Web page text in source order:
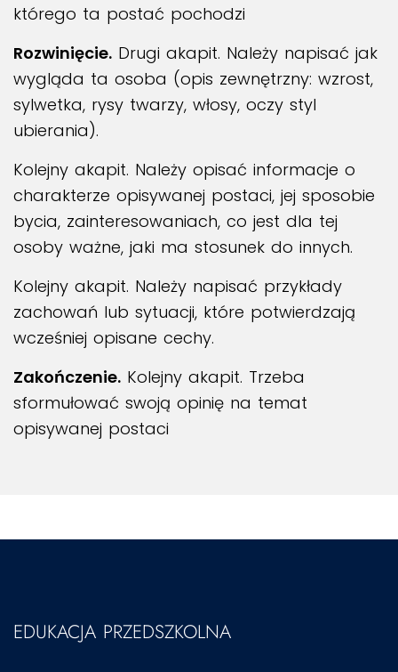
którego ta postać pochodzi
Rozwinięcie. Drugi akapit. Należy napisać jak
wygląda ta osoba (opis zewnętrzny: wzrost,
sylwetka, rysy twarzy, włosy, oczy styl
ubierania).
Kolejny akapit. Należy opisać informacje o
charakterze opisywanej postaci, jej sposobie
bycia, zainteresowaniach, co jest dla tej
osoby ważne, jaki ma stosunek do innych.
Kolejny akapit. Należy napisać przykłady
zachowań lub sytuacji, które potwierdzają
wcześniej opisane cechy.
Zakończenie. Kolejny akapit. Trzeba
sformułować swoją opinię na temat
opisywanej postaci
EDUKACJA PRZEDSZKOLNA